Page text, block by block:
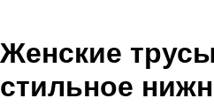
Женские
стильное